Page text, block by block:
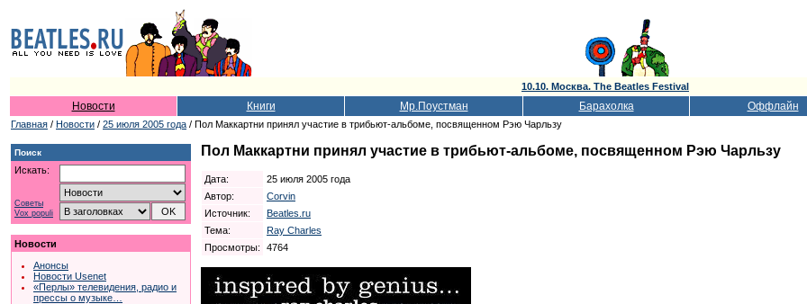
10.10. Москва. The Beatles Festival
Новости Книги Мр.Поустман Барахолка Оффлайн
Главная / Новости / 25 июля 2005 года / Пол Маккартни принял участие в трибьют-альбоме, посвященном Рэю Чарльзу
Поиск
Искать:
Советы
Vox populi
Новости
Анонсы
Новости Usenet
«Перлы» телевидения, радио и
прессы о музыке…
Пол Маккартни принял участие в трибьют-альбоме, посвященном Рэю Чарльзу
Дата:
25 июля 2005 года
Автор:
Corvin
Источник:
Beatles.ru
Тема:
Ray Charles
Просмотры:
4764